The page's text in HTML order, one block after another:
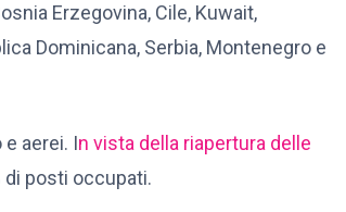
Erzegovina, Cile, Kuwait,
Dominicana, Serbia, Montenegro e
aerei. In vista della riapertura delle
posti occupati.